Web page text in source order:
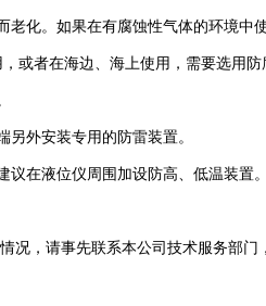
化。如果在有腐蚀性气体的环境中
或者在海边、海上使用，需要选用防
外安装专用的防雷装置。
在液位仪周围加设防高、低温装置。
，请事先联系本公司技术服务部门